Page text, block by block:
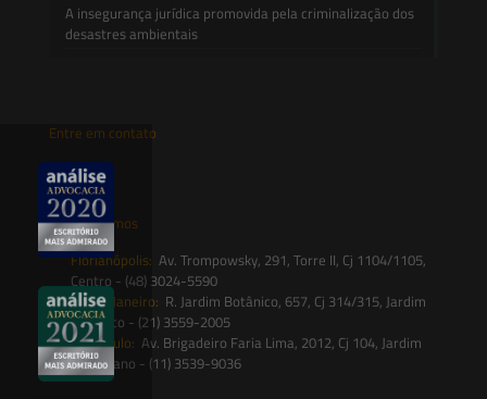
A insegurança jurídica promovida pela criminalização dos
desastres ambientais
Entre em contato
contato@saesadvogados.com.br
Onde estamos
Florianópolis: Av. Trompowsky, 291, Torre II, Cj 1104/1105,
Centro - (48) 3024-5590
Rio de Janeiro: R. Jardim Botânico, 657, Cj 314/315, Jardim
Botânico - (21) 3559-2005
São Paulo: Av. Brigadeiro Faria Lima, 2012, Cj 104, Jardim
Paulistano - (11) 3539-9036